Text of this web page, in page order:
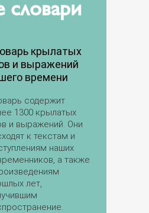
словари
крылатых
и выражений
времени
содержит
1300 крылатых
и выражений. Они
к текстам и
наших
а также
лет,